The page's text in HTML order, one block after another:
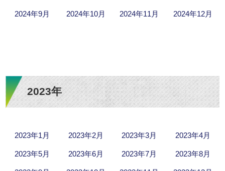
2024年9月 2024年10月 2024年11月 2024年12月
2023年
2023年1月 2023年2月 2023年3月 2023年4月
2023年5月 2023年6月 2023年7月 2023年8月